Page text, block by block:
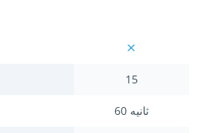
15
60 ثانیه